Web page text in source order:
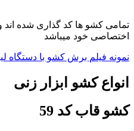
تمامی کشو ها کد گذاری شده
اختصاصی خود میباشد
نمونه فیلم برش کشو با دستگاه
انواع کشو ابزار زنی
کشو قاب کد 59